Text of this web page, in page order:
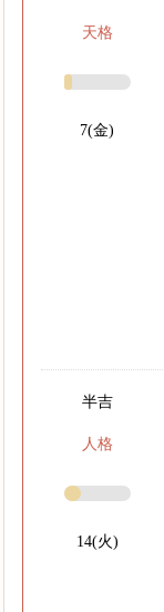
天格
7(金)
半吉
人格
14(火)